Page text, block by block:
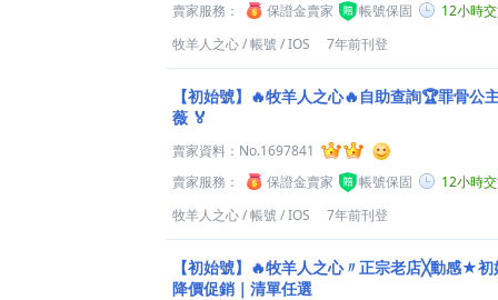
賣家服務：
保證金賣家 帳號保固
12小時
牧羊人之心/帳號/IOS 7年前刊登
【初始號】🔥牧羊人之心🔥自助查詢🏆罪骨
薇 🏅
賣家資料： No.1697841
賣家服務：
保證金賣家 帳號保固
12小時
牧羊人之心/帳號/IOS 7年前刊登
【初始號】🔥牧羊人之心〃正宗老店╳動感★
降價促銷｜清單任選